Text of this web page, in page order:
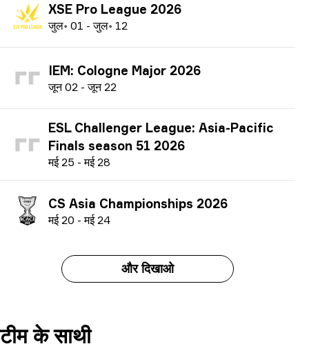
XSE Pro League 2026
जुल॰ 01 -जुल॰ 12
IEM: Cologne Major 2026
जून 02 -जून 22
ESL Challenger League: Asia-Pacific
Finals season 51 2026
मई 25 -मई 28
CS Asia Championships 2026
मई 20 -मई 24
और दिखाओ
टीम के साथी